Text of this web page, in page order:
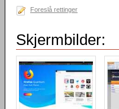
Foreslå rettinger
Skjermbilder: